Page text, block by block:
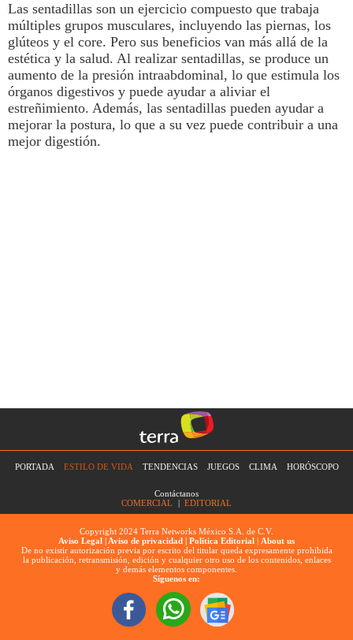
Las sentadillas son un ejercicio compuesto que trabaja
múltiples grupos musculares, incluyendo las piernas, los
glúteos y el core. Pero sus beneficios van más allá de la
estética y la salud. Al realizar sentadillas, se produce un
aumento de la presión intraabdominal, lo que estimula los
órganos digestivos y puede ayudar a aliviar el
estreñimiento. Además, las sentadillas pueden ayudar a
mejorar la postura, lo que a su vez puede contribuir a una
mejor digestión.
PORTADA ESTILO DE VIDA TENDENCIAS JUEGOS CLIMA HORÓSCOPO
Contáctanos
COMERCIAL
| EDITORIAL
Copyright 2024 Terra Networks México S.A. de C.V.
Aviso Legal | Aviso de privacidad | Política Editorial | About us
De no existir autorización previa por escrito del titular queda expresamente prohibida
la publicación, retransmisión, edición y cualquier otro uso de los contenidos, enlaces
y demás elementos componentes.
Síguenos en: